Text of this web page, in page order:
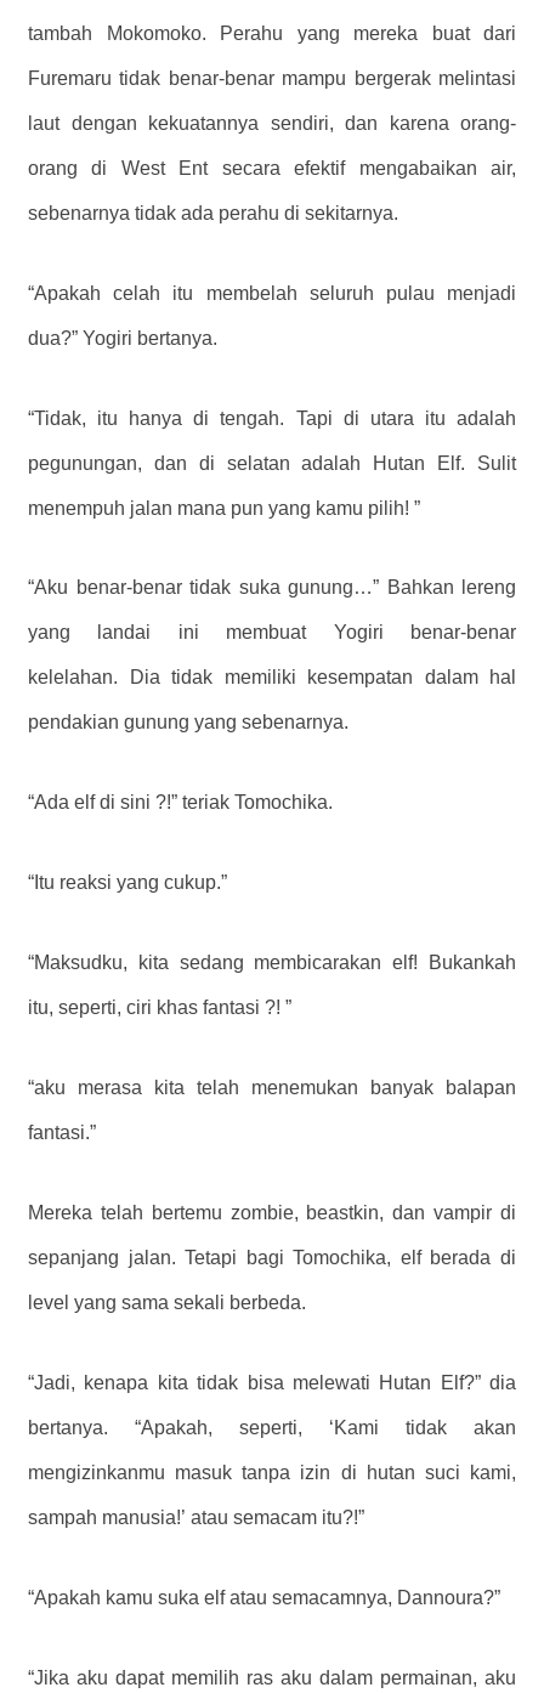
tambah Mokomoko. Perahu yang mereka buat dari
Furemaru tidak benar-benar mampu bergerak melintasi
laut dengan kekuatannya sendiri, dan karena orang-
orang di West Ent secara efektif mengabaikan air,
sebenarnya tidak ada perahu di sekitarnya.
“Apakah celah itu membelah seluruh pulau menjadi
dua?” Yogiri bertanya.
“Tidak, itu hanya di tengah. Tapi di utara itu adalah
pegunungan, dan di selatan adalah Hutan Elf. Sulit
menempuh jalan mana pun yang kamu pilih! ”
“Aku benar-benar tidak suka gunung…” Bahkan lereng
yang landai ini membuat Yogiri benar-benar
kelelahan. Dia tidak memiliki kesempatan dalam hal
pendakian gunung yang sebenarnya.
“Ada elf di sini ?!” teriak Tomochika.
“Itu reaksi yang cukup.”
“Maksudku, kita sedang membicarakan elf! Bukankah
itu, seperti, ciri khas fantasi ?! ”
“aku merasa kita telah menemukan banyak balapan
fantasi.”
Mereka telah bertemu zombie, beastkin, dan vampir di
sepanjang jalan. Tetapi bagi Tomochika, elf berada di
level yang sama sekali berbeda.
“Jadi, kenapa kita tidak bisa melewati Hutan Elf?” dia
bertanya. “Apakah, seperti, ‘Kami tidak akan
mengizinkanmu masuk tanpa izin di hutan suci kami,
sampah manusia!’ atau semacam itu?!”
“Apakah kamu suka elf atau semacamnya, Dannoura?”
“Jika aku dapat memilih ras aku dalam permainan, aku